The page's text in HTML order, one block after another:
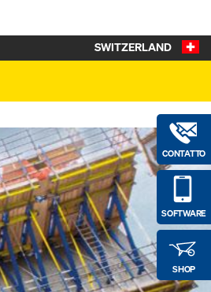
CONTATTO
SOFTWARE
SHOP
SWITZERLAND